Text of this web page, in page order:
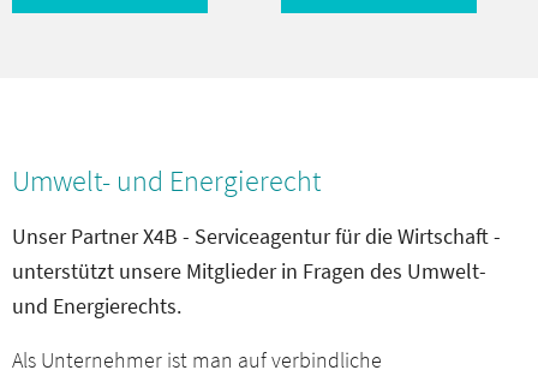
Umwelt- und Energierecht
Unser Partner X4B - Serviceagentur für die Wirtschaft -
unterstützt unsere Mitglieder in Fragen des Umwelt-
und Energierechts.
Als Unternehmer ist man auf verbindliche